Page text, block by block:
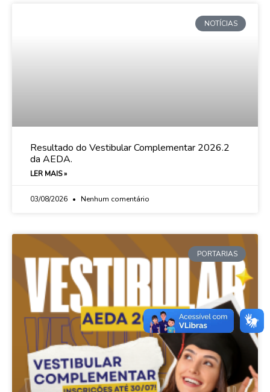
NOTÍCIAS
Resultado do Vestibular Complementar 2026.2
da AEDA.
LER MAIS »
03/08/2026 Nenhum comentário
PORTARIAS